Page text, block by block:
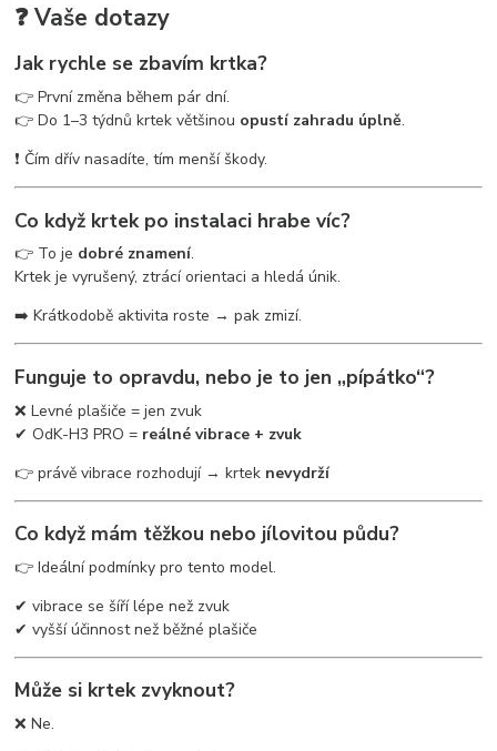
❓ Vaše dotazy
Jak rychle se zbavím krtka?
👉 První změna během pár dní.
👉 Do 1–3 týdnů krtek většinou opustí zahradu úplně.
❗ Čím dřív nasadíte, tím menší škody.
Co když krtek po instalaci hrabe víc?
👉 To je dobré znamení.
Krtek je vyrušený, ztrácí orientaci a hledá únik.
➡️ Krátkodobě aktivita roste → pak zmizí.
Funguje to opravdu, nebo je to jen „pípátko“?
❌ Levné plašiče = jen zvuk
✔ OdK-H3 PRO = reálné vibrace + zvuk
👉 právě vibrace rozhodují → krtek nevydrží
Co když mám těžkou nebo jílovitou půdu?
👉 Ideální podmínky pro tento model.
✔ vibrace se šíří lépe než zvuk
✔ vyšší účinnost než běžné plašiče
Může si krtek zvyknout?
❌ Ne.